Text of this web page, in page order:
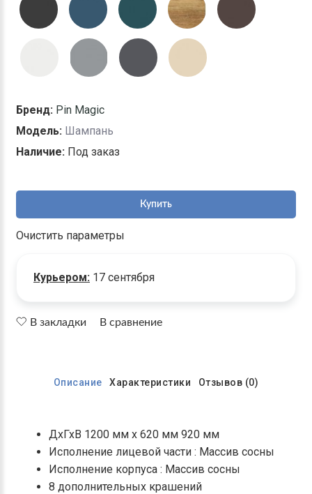
Бренд: Pin Magic
Модель: Шампань
Наличие: Под заказ
Купить
Очистить параметры
Курьером: 17 сентября
В закладки В сравнение
Описание Характеристики Отзывов (0)
ДхГхВ 1200 мм х 620 мм 920 мм
Исполнение лицевой части : Массив сосны
Исполнение корпуса : Массив сосны
8 дополнительных крашений